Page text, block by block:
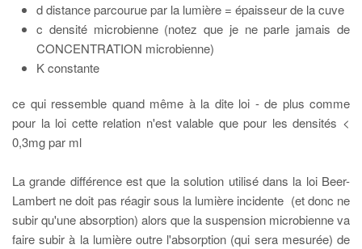
d distance parcourue par la lumière = épaisseur de la cuve
c densité microbienne (notez que je ne parle jamais de
CONCENTRATION microbienne)
K constante
ce qui ressemble quand même à la dite loi - de plus comme
pour la loi cette relation n'est valable que pour les densités <
0,3mg par ml
La grande différence est que la solution utilisé dans la loi Beer-
Lambert ne doit pas réagir sous la lumière incidente (et donc ne
subir qu'une absorption) alors que la suspension microbienne va
faire subir à la lumière outre l'absorption (qui sera mesurée) de